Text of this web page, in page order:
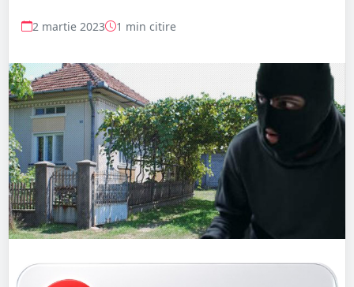
2 martie 2023 1 min citire